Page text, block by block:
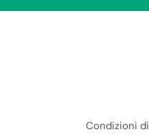
Condizioni